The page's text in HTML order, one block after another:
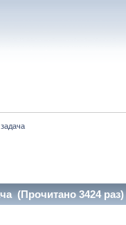
(Прочитано 3424 раз)